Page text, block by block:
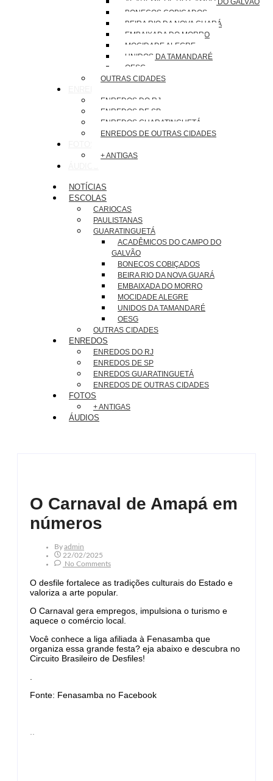
BONECOS COBIÇADOS
BEIRA RIO DA NOVA GUARÁ
EMBAIXADA DO MORRO
MOCIDADE ALEGRE
UNIDOS DA TAMANDARÉ
OESG
OUTRAS CIDADES
ENREDOS DO RJ
ENREDOS DE SP
ENREDOS GUARATINGUETÁ
ENREDOS DE OUTRAS CIDADES
+ ANTIGAS
NOTÍCIAS
ESCOLAS
CARIOCAS
PAULISTANAS
GUARATINGUETÁ
ACADÊMICOS DO CAMPO DO
GALVÃO
BONECOS COBIÇADOS
BEIRA RIO DA NOVA GUARÁ
EMBAIXADA DO MORRO
MOCIDADE ALEGRE
UNIDOS DA TAMANDARÉ
OESG
OUTRAS CIDADES
ENREDOS
ENREDOS DO RJ
ENREDOS DE SP
ENREDOS GUARATINGUETÁ
ENREDOS DE OUTRAS CIDADES
FOTOS
+ ANTIGAS
ÁUDIOS
O Carnaval de Amapá em
números
ByAdmin
22/02/2025
No Comments
O desfile fortalece as tradições culturais do Estado e
valoriza a arte popular.
O Carnaval gera empregos, impulsiona o turismo e
aquece o comércio local.
Você conhece a liga afiliada à Fenasamba que
organiza essa grande festa? eja abaixo e descubra no
Circuito Brasileiro de Desfiles!
Fonte: Fenasamba no Facebook